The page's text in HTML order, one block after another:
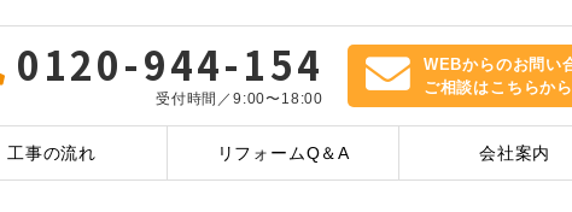
0120-944-154
受付時間／9:00〜18:00
WEBからのお問い
ご相談はこちらから
工事の流れ リフォームQ＆A 会社案内